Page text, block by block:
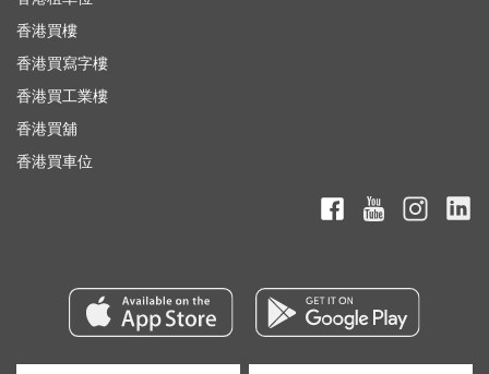
香港買樓
香港買寫字樓
香港買工業樓
香港買舖
香港買車位